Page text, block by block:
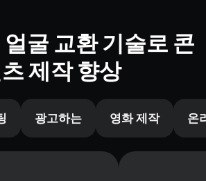
굴 교환 기술로 콘
제작 향상
광고하는 영화 제작 온